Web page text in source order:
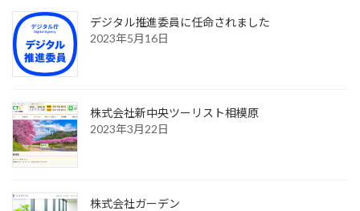
デジタル推進委員に任命されました
2023年5月16日
株式会社新中央ツーリスト相模原
2023年3月22日
株式会社ガーデン